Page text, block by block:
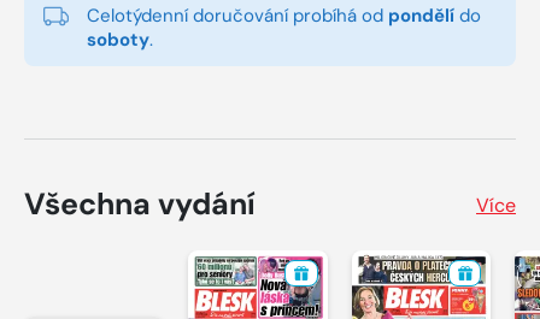
Celotýdenní doručování probíhá od pondělí do
soboty.
Všechna vydání Více